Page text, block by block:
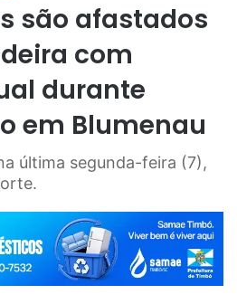
são afastados
com
durante
em Blumenau
última segunda-feira (7),